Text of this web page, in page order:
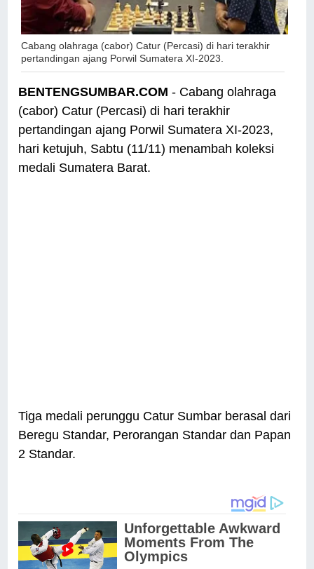
Cabang olahraga (cabor) Catur (Percasi) di hari terakhir
pertandingan ajang Porwil Sumatera XI-2023.
BENTENGSUMBAR.COM - Cabang olahraga
(cabor) Catur (Percasi) di hari terakhir
pertandingan ajang Porwil Sumatera XI-2023,
hari ketujuh, Sabtu (11/11) menambah koleksi
medali Sumatera Barat.
Tiga medali perunggu Catur Sumbar berasal dari
Beregu Standar, Perorangan Standar dan Papan
2 Standar.